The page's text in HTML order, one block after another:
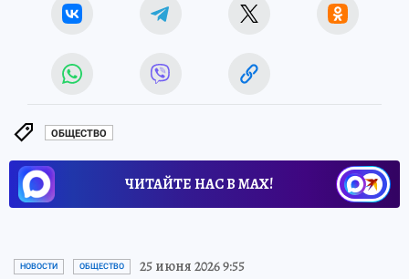
ОБЩЕСТВО
ЧИТАЙТЕ НАС В МАХ!
НОВОСТИ ОБЩЕСТВО 25 июня 2026 9:55